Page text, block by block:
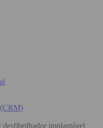
desfibrilhador implantável